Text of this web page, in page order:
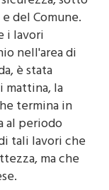
sotto
Comune.
i lavori
nell'area di
è stata
mattina, la
termina in
al periodo
tali lavori che
ma che